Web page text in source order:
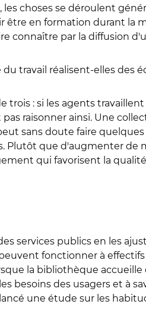
les choses se déroulent
en formation durant la
connaître par la diffusion
travail réalisent-elles des
trois : si les agents
pas raisonner ainsi. Une
sans doute faire
que d'augmenter de
qui favorisent la
services publics en les
fonctionner à
la bibliothèque
besoins des usagers et à
une étude sur les